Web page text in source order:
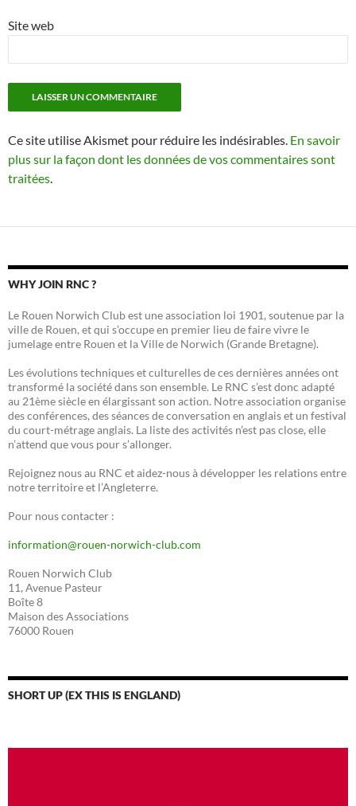
Site web
Ce site utilise Akismet pour réduire les indésirables. En savoir
plus sur la façon dont les données de vos commentaires sont
traitées.
WHY JOIN RNC ?
Le Rouen Norwich Club est une association loi 1901, soutenue par la
ville de Rouen, et qui s’occupe en premier lieu de faire vivre le
jumelage entre Rouen et la Ville de Norwich (Grande Bretagne).
Les évolutions techniques et culturelles de ces dernières années ont
transformé la société dans son ensemble. Le RNC s’est donc adapté
au 21ème siècle en élargissant son action. Notre association organise
des conférences, des séances de conversation en anglais et un festival
du court-métrage anglais. La liste des activités n’est pas close, elle
n’attend que vous pour s’allonger.
Rejoignez nous au RNC et aidez-nous à développer les relations entre
notre territoire et l’Angleterre.
Pour nous contacter :
information@rouen-norwich-club.com
Rouen Norwich Club
11, Avenue Pasteur
Boîte 8
Maison des Associations
76000 Rouen
SHORT UP (EX THIS IS ENGLAND)